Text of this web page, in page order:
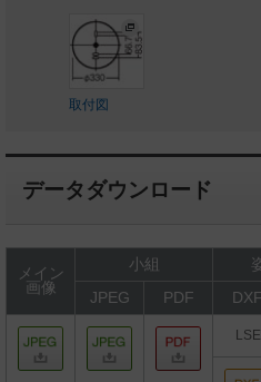
取付図
データダウンロード
メイン
画像
小組
JPEG
PDF DXF